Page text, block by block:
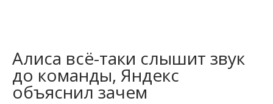
Алиса всё-таки слышит звук
до команды, Яндекс
объяснил зачем